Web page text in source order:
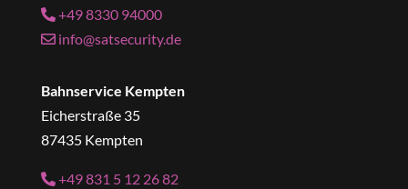
+49 8330 94000
info@satsecurity.de
Bahnservice Kempten
Eicherstraße 35
87435 Kempten
+49 831 5 12 26 82